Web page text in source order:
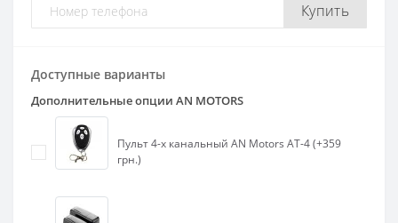
Купить
Доступные варианты
Дополнительные опции AN MOTORS
Пульт 4-х канальный AN Motors AT-4 (+359
грн.)